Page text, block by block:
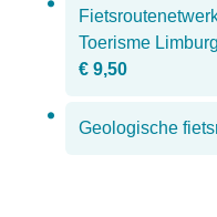
Toerisme
€ 9,50
Geologische
A tot Z
Uitgelicht